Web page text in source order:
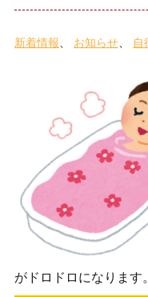
新着情報 お知らせ 自
がドロドロになりま